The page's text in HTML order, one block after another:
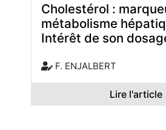
Cholestérol :
métabolisme
Intérêt de son
F. ENJALBERT
Lire l'article